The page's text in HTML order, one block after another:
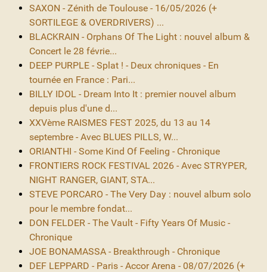
SAXON - Zénith de Toulouse - 16/05/2026 (+
SORTILEGE & OVERDRIVERS) ...
BLACKRAIN - Orphans Of The Light : nouvel album &
Concert le 28 févrie...
DEEP PURPLE - Splat ! - Deux chroniques - En
tournée en France : Pari...
BILLY IDOL - Dream Into It : premier nouvel album
depuis plus d'une d...
XXVème RAISMES FEST 2025, du 13 au 14
septembre - Avec BLUES PILLS, W...
ORIANTHI - Some Kind Of Feeling - Chronique
FRONTIERS ROCK FESTIVAL 2026 - Avec STRYPER,
NIGHT RANGER, GIANT, STA...
STEVE PORCARO - The Very Day : nouvel album solo
pour le membre fondat...
DON FELDER - The Vault - Fifty Years Of Music -
Chronique
JOE BONAMASSA - Breakthrough - Chronique
DEF LEPPARD - Paris - Accor Arena - 08/07/2026 (+